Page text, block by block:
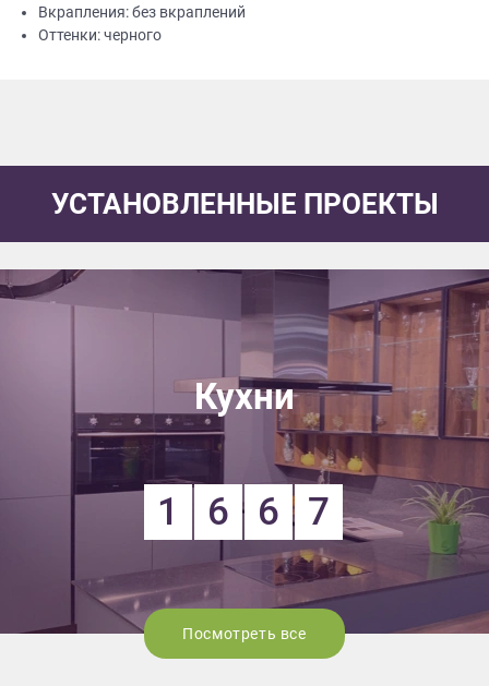
Вкрапления: без вкраплений
Оттенки: черного
УСТАНОВЛЕННЫЕ ПРОЕКТЫ
Кухни
1 6 6 7
Посмотреть все